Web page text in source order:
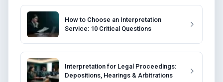
How to Choose an Interpretation
Service: 10 Critical Questions
Interpretation for Legal Proceedings:
Depositions, Hearings & Arbitrations